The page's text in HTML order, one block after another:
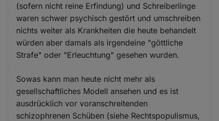
(sofern nicht reine Erfindung) und Schreiberlinge
waren schwer psychisch gestört und umschreiben
nichts weiter als Krankheiten die heute behandelt
würden aber damals als irgendeine "göttliche
Strafe" oder "Erleuchtung" gesehen wurden.
Sowas kann man heute nicht mehr als
gesellschaftliches Modell ansehen und es ist
ausdrücklich vor voranschreitenden
schizophrenen Schüben (siehe Rechtspopulismus,